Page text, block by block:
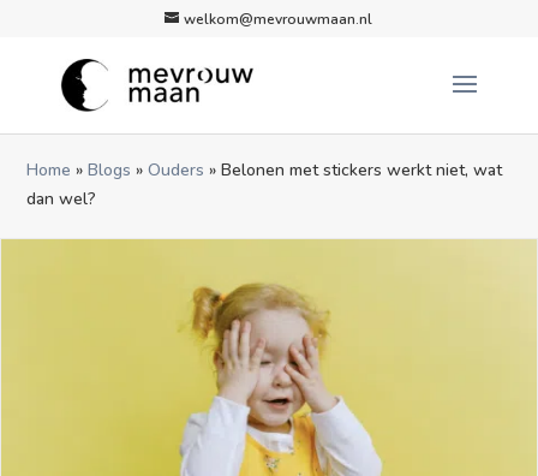
welkom@mevrouwmaan.nl
Home »Blogs »Ouders »Belonen met stickers werkt niet, wat
dan wel?